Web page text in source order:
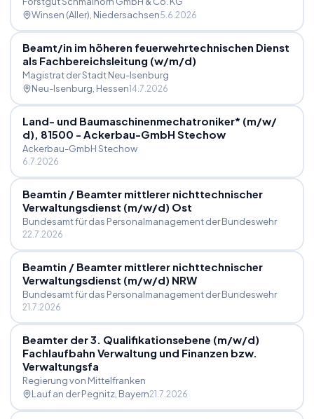
Winsen (Aller) , Niedersachsen5.6.2026
Beamt/in im höheren feuerwehrtechnischen Dienst
als Fachbereichsleitung (w/m/d)
Magistrat der Stadt Neu-Isenburg
Neu-Isenburg , Hessen14.7.2026
Land- und Baumaschinenmechatroniker* (m/w/
d), 81500 - Ackerbau-GmbH Stechow
Ackerbau-GmbH Stechow
6.7.2026
Beamtin /Beamter mittlerer nichttechnischer
Verwaltungsdienst (m/w/d) Ost
Bundesamt für das Personalmanagement der Bundeswehr
22.7.2026
Beamtin /Beamter mittlerer nichttechnischer
Verwaltungsdienst (m/w/d) NRW
Bundesamt für das Personalmanagement der Bundeswehr
21.7.2026
Beamter der 3. Qualifikationsebene (m/w/d)
Fachlaufbahn Verwaltung und Finanzen bzw.
Verwaltungsfa
Regierung von Mittelfranken
Lauf an der Pegnitz, Bayern21.7.2026